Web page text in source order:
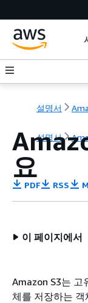
설명서
설명서
요
PDF RSS
이 페이지에서
Amazon S3는 고
체를 저장하는